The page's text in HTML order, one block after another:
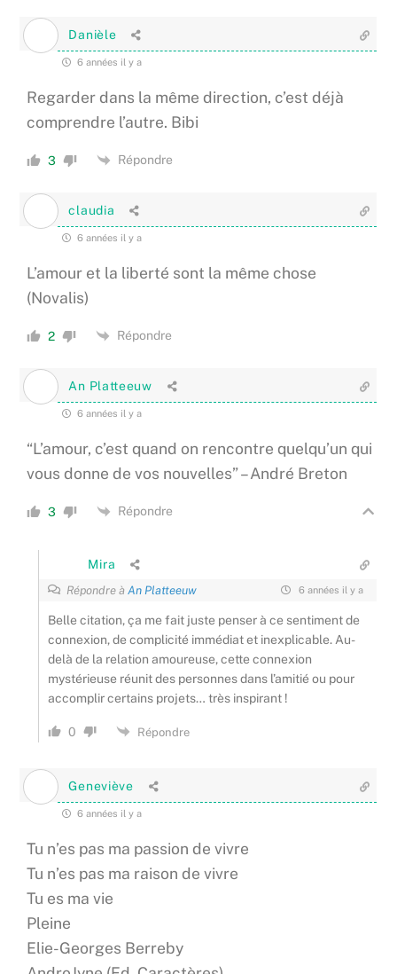
Danièle
6 années il y a
Regarder dans la même direction, c’est déjà
comprendre l’autre. Bibi
3 Répondre
claudia
6 années il y a
L’amour et la liberté sont la même chose
(Novalis)
2 Répondre
An Platteeuw
6 années il y a
“L’amour, c’est quand on rencontre quelqu’un qui
vous donne de vos nouvelles” – André Breton
3 Répondre
Mira
Répondre àAn Platteeuw 6 années il y a
Belle citation, ça me fait juste penser à ce sentiment de
connexion, de complicité immédiat et inexplicable. Au-
delà de la relation amoureuse, cette connexion
mystérieuse réunit des personnes dans l’amitié ou pour
accomplir certains projets… très inspirant !
0 Répondre
Geneviève
6 années il y a
Tu n’es pas ma passion de vivre
Tu n’es pas ma raison de vivre
Tu es ma vie
Pleine
Elie-Georges Berreby